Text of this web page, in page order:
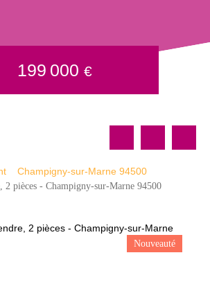
199 000 €
Champigny-sur-Marne 94500
2 pièces - Champigny-sur-Marne 94500
Nouveauté